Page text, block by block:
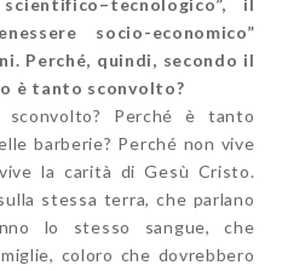
il
socio-economico”
Perché, quindi, secondo il
è tanto sconvolto?
Perché è tanto
barberie? Perché non vive
la carità di Gesù Cristo.
stessa terra, che parlano
lo stesso sangue, che
coloro che dovrebbero